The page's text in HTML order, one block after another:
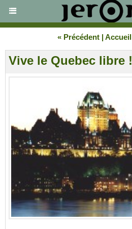
« Précédent | Accueil
Vive le Quebec libre !